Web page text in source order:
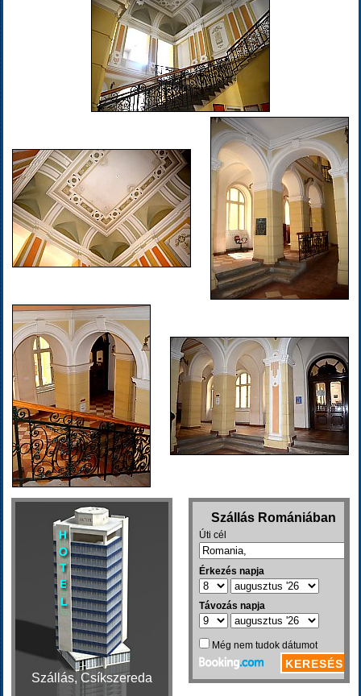
Szállás, Csíkszereda